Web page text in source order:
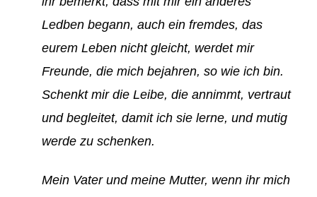
Ledben begann, auch ein fremdes, das
eurem Leben nicht gleicht, werdet mir
Freunde, die mich bejahren, so wie ich bin.
Schenkt mir die Leibe, die annimmt, vertraut
und begleitet, damit ich sie lerne, und mutig
werde zu schenken.
Mein Vater und meine Mutter, wenn ihr mich